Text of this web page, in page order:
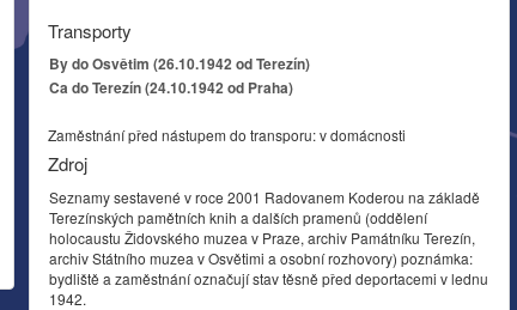
Transporty
By do Osvětim (26.10.1942 od Terezín)
Ca do Terezín (24.10.1942 od Praha)
Zaměstnání před nástupem do transporu: v domácnosti
Zdroj
Seznamy sestavené v roce 2001 Radovanem Koderou na základě
Terezínských pamětních knih a dalších pramenů (oddělení
holocaustu Židovského muzea v Praze, archiv Památníku Terezín,
archiv Státního muzea v Osvětimi a osobní rozhovory) poznámka:
bydliště a zaměstnání označují stav těsně před deportacemi v lednu
1942.